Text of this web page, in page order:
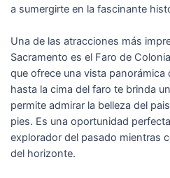
a sumergirte en la fascinante
Una de las atracciones más
Sacramento es el Faro de
que ofrece una vista panorámica
hasta la cima del faro te brinda
permite admirar la belleza del
pies. Es una oportunidad
explorador del pasado mientras
del horizonte.